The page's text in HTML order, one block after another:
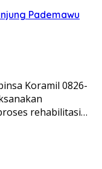
Pademawu
Koramil 0826-
rehabilitasi…